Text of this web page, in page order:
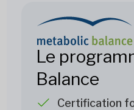
Le
Balance
Certification